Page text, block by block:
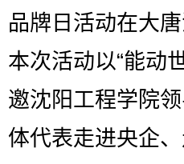
品牌日活动在大
本次活动以“能动
邀沈阳工程学院
体代表走进央企